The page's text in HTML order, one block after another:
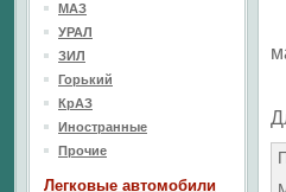
МАЗ
УРАЛ
ЗИЛ
Горький
КрАЗ
Иностранные
Прочие
Легковые автомобили